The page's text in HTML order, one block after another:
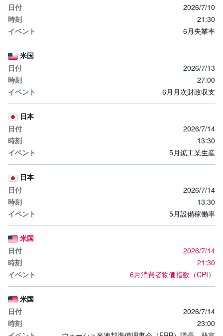
2026/7/10
21:30
6月失業率
米国
2026/7/13
27:00
6月月次財政収支
日本
2026/7/14
13:30
5月鉱工業生産
日本
2026/7/14
13:30
5月設備稼働率
米国
2026/7/14
21:30
6月消費者物価指数（CPI）
米国
2026/7/14
23:00